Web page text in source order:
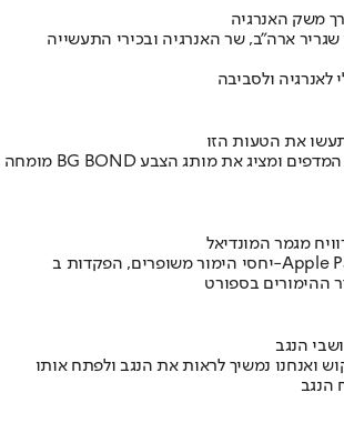
משק האנרגיה
ארה"ב, שר האנרגיה ובכירי התעשייה
לאנרגיה ולסביבה
את הטעות הזו
מגמר המונדיאל
ההימורים בספורט
ואנחנו נמשיך לראות את הנגב ולפתח אותו
הנגב